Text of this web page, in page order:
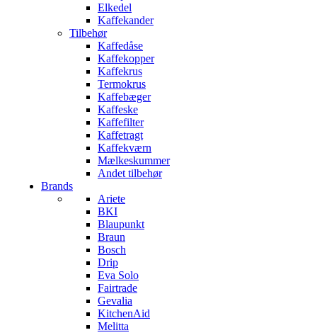
Elkedel
Kaffekander
Tilbehør
Kaffedåse
Kaffekopper
Kaffekrus
Termokrus
Kaffebæger
Kaffeske
Kaffefilter
Kaffetragt
Kaffekværn
Mælkeskummer
Andet tilbehør
Brands
Ariete
BKI
Blaupunkt
Braun
Bosch
Drip
Eva Solo
Fairtrade
Gevalia
KitchenAid
Melitta